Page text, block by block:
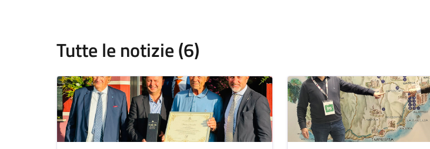
Tutte le notizie (6)